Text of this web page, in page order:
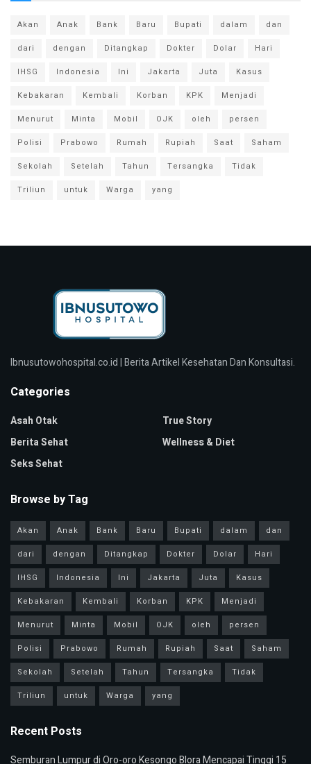
Akan Anak Bank Baru Bupati dalam
dan
dari
dengan Ditangkap Dokter Dolar
Hari
IHSG
Indonesia Ini Jakarta Juta
Kasus
Kebakaran
Kembali Korban KPK
Menjadi
Menurut
Minta Mobil OJK oleh
persen
Polisi
Prabowo Rumah Rupiah Saat
Saham
Sekolah
Setelah Tahun Tersangka
Tidak
Triliun
untuk Warga yang
Ibnusutowohospital.co.id | Berita Artikel Kesehatan Dan Konsultasi.
Categories
Asah Otak
Berita Sehat
Seks Sehat
True Story
Wellness & Diet
Browse by Tag
Akan Anak Bank Baru Bupati dalam
dan
dari
dengan Ditangkap Dokter Dolar
Hari
IHSG
Indonesia Ini Jakarta Juta
Kasus
Kebakaran
Kembali Korban KPK
Menjadi
Menurut
Minta Mobil OJK oleh
persen
Polisi
Prabowo Rumah Rupiah Saat
Saham
Sekolah
Setelah Tahun Tersangka
Tidak
Triliun
untuk Warga yang
Recent Posts
Semburan Lumpur di Oro-oro Kesongo Blora Mencapai Tinggi 15